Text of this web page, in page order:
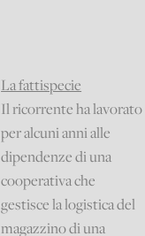
La fattispecie
Il ricorrente ha lavorato
per alcuni anni alle
dipendenze di una
cooperativa che
gestisce la logistica del
magazzino di una